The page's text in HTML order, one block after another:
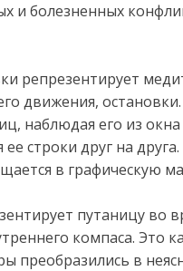
и болезненных
репрезентирует
движения,
наблюдая его из
ее строки друг на
в графическую
путаницу во
компаса. Это
преобразились в